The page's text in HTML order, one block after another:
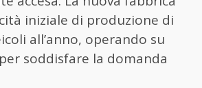
iniziale di produzione di
all’anno, operando su
soddisfare la domanda